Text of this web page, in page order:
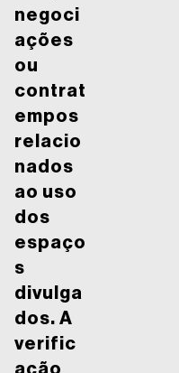
negoci
ações
ou
contrat
empos
relacio
nados
ao uso
dos
espaço
s
divulga
dos. A
verific
ação